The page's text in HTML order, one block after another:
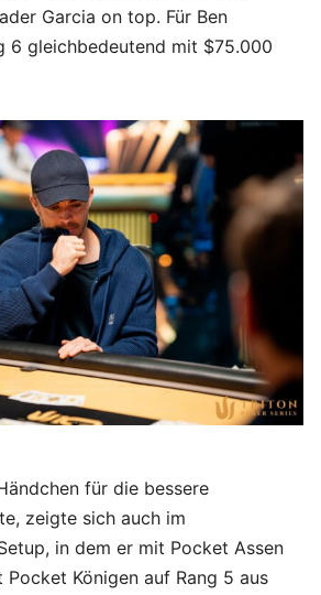
Garcia on top. Für Ben
6 gleichbedeutend mit $75.000
für die bessere
zeigte sich auch im
in dem er mit Pocket Assen
Pocket Königen auf Rang 5 aus